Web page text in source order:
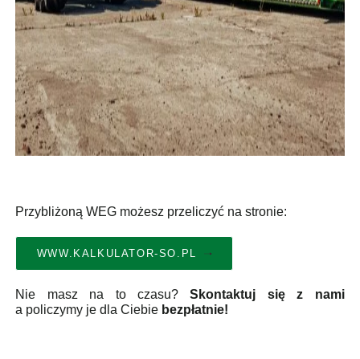
Przybliżoną WEG możesz przeliczyć na stronie:
WWW.KALKULATOR-SO.PL
Nie masz na to czasu?Skontaktuj się z nami
a policzymy je dla Ciebie bezpłatnie!